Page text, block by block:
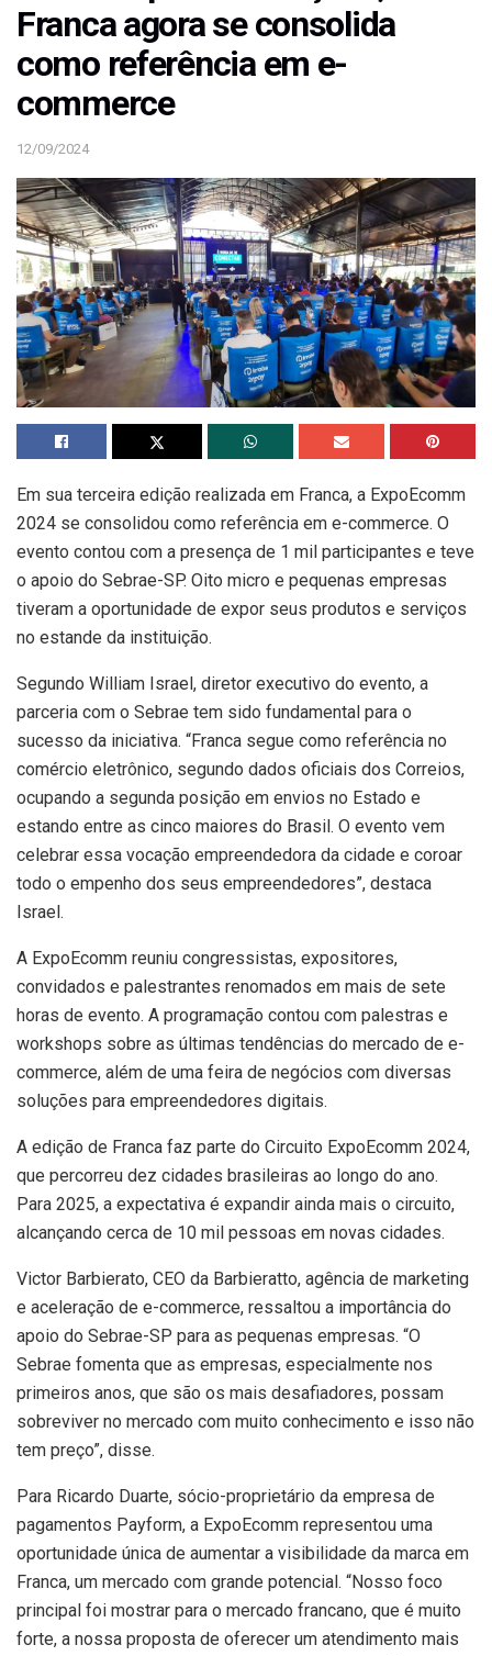
Franca agora se consolida
como referência em e-
commerce
12/09/2024
Em sua terceira edição realizada em Franca, a ExpoEcomm
2024 se consolidou como referência em e-commerce. O
evento contou com a presença de 1 mil participantes e teve
o apoio do Sebrae-SP. Oito micro e pequenas empresas
tiveram a oportunidade de expor seus produtos e serviços
no estande da instituição.
Segundo William Israel, diretor executivo do evento, a
parceria com o Sebrae tem sido fundamental para o
sucesso da iniciativa. “Franca segue como referência no
comércio eletrônico, segundo dados oficiais dos Correios,
ocupando a segunda posição em envios no Estado e
estando entre as cinco maiores do Brasil. O evento vem
celebrar essa vocação empreendedora da cidade e coroar
todo o empenho dos seus empreendedores”, destaca
Israel.
A ExpoEcomm reuniu congressistas, expositores,
convidados e palestrantes renomados em mais de sete
horas de evento. A programação contou com palestras e
workshops sobre as últimas tendências do mercado de e-
commerce, além de uma feira de negócios com diversas
soluções para empreendedores digitais.
A edição de Franca faz parte do Circuito ExpoEcomm 2024,
que percorreu dez cidades brasileiras ao longo do ano.
Para 2025, a expectativa é expandir ainda mais o circuito,
alcançando cerca de 10 mil pessoas em novas cidades.
Victor Barbierato, CEO da Barbieratto, agência de marketing
e aceleração de e-commerce, ressaltou a importância do
apoio do Sebrae-SP para as pequenas empresas. “O
Sebrae fomenta que as empresas, especialmente nos
primeiros anos, que são os mais desafiadores, possam
sobreviver no mercado com muito conhecimento e isso não
tem preço”, disse.
Para Ricardo Duarte, sócio-proprietário da empresa de
pagamentos Payform, a ExpoEcomm representou uma
oportunidade única de aumentar a visibilidade da marca em
Franca, um mercado com grande potencial. “Nosso foco
principal foi mostrar para o mercado francano, que é muito
forte, a nossa proposta de oferecer um atendimento mais